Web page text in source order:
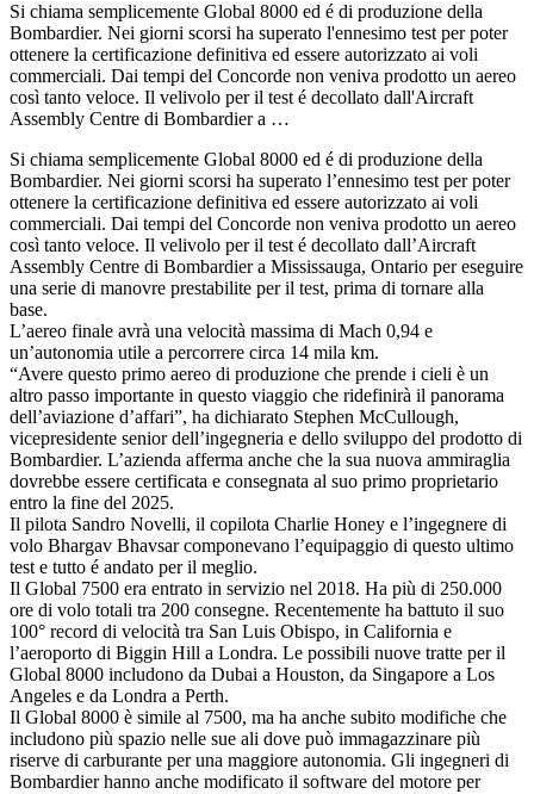
Si chiama semplicemente Global 8000 ed é di produzione della
Bombardier. Nei giorni scorsi ha superato l'ennesimo test per poter
ottenere la certificazione definitiva ed essere autorizzato ai voli
commerciali. Dai tempi del Concorde non veniva prodotto un aereo
così tanto veloce. Il velivolo per il test é decollato dall'Aircraft
Assembly Centre di Bombardier a …
Si chiama semplicemente Global 8000 ed é di produzione della
Bombardier. Nei giorni scorsi ha superato l’ennesimo test per poter
ottenere la certificazione definitiva ed essere autorizzato ai voli
commerciali. Dai tempi del Concorde non veniva prodotto un aereo
così tanto veloce. Il velivolo per il test é decollato dall’Aircraft
Assembly Centre di Bombardier a Mississauga, Ontario per eseguire
una serie di manovre prestabilite per il test, prima di tornare alla
base.
L’aereo finale avrà una velocità massima di Mach 0,94 e
un’autonomia utile a percorrere circa 14 mila km.
“Avere questo primo aereo di produzione che prende i cieli è un
altro passo importante in questo viaggio che ridefinirà il panorama
dell’aviazione d’affari”, ha dichiarato Stephen McCullough,
vicepresidente senior dell’ingegneria e dello sviluppo del prodotto di
Bombardier. L’azienda afferma anche che la sua nuova ammiraglia
dovrebbe essere certificata e consegnata al suo primo proprietario
entro la fine del 2025.
Il pilota Sandro Novelli, il copilota Charlie Honey e l’ingegnere di
volo Bhargav Bhavsar componevano l’equipaggio di questo ultimo
test e tutto é andato per il meglio.
Il Global 7500 era entrato in servizio nel 2018. Ha più di 250.000
ore di volo totali tra 200 consegne. Recentemente ha battuto il suo
100° record di velocità tra San Luis Obispo, in California e
l’aeroporto di Biggin Hill a Londra. Le possibili nuove tratte per il
Global 8000 includono da Dubai a Houston, da Singapore a Los
Angeles e da Londra a Perth.
Il Global 8000 è simile al 7500, ma ha anche subito modifiche che
includono più spazio nelle sue ali dove può immagazzinare più
riserve di carburante per una maggiore autonomia. Gli ingegneri di
Bombardier hanno anche modificato il software del motore per